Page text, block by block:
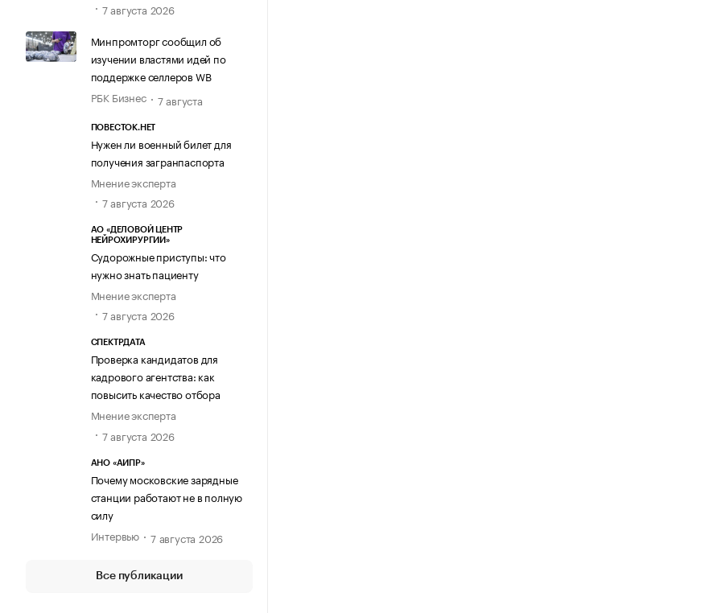
7 августа 2026
Минпромторг сообщил об
изучении властями идей по
поддержке селлеров WB
РБК Бизнес
7 августа
ПОВЕСТОК.НЕТ
Нужен ли военный билет для
получения загранпаспорта
Мнение эксперта
7 августа 2026
АО «ДЕЛОВОЙ ЦЕНТР
НЕЙРОХИРУРГИИ»
Судорожные приступы: что
нужно знать пациенту
Мнение эксперта
7 августа 2026
СПЕКТРДАТА
Проверка кандидатов для
кадрового агентства: как
повысить качество отбора
Мнение эксперта
7 августа 2026
АНО «АИПР»
Почему московские зарядные
станции работают не в полную
силу
Интервью
7 августа 2026
Все публикации